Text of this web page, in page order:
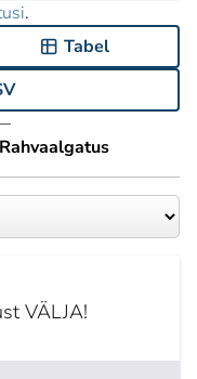
.
Tabel
Rahvaalgatus
VÄLJA!